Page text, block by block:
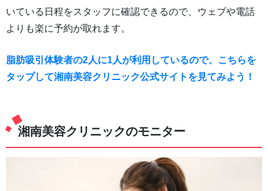
いている日程をスタッフに確認できるので、ウェブや電話
よりも楽に予約が取れます。
脂肪吸引体験者の2人に1人が利用しているので、こちらを
タップして湘南美容クリニック公式サイトを見てみよう！
湘南美容クリニックのモニター